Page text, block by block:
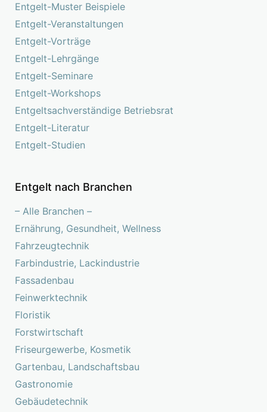
Entgelt-Muster Beispiele
Entgelt-Veranstaltungen
Entgelt-Vorträge
Entgelt-Lehrgänge
Entgelt-Seminare
Entgelt-Workshops
Entgeltsachverständige Betriebsrat
Entgelt-Literatur
Entgelt-Studien
Entgelt nach Branchen
– Alle Branchen –
Ernährung, Gesundheit, Wellness
Fahrzeugtechnik
Farbindustrie, Lackindustrie
Fassadenbau
Feinwerktechnik
Floristik
Forstwirtschaft
Friseurgewerbe, Kosmetik
Gartenbau, Landschaftsbau
Gastronomie
Gebäudetechnik